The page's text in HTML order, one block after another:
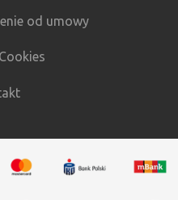
od umowy